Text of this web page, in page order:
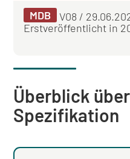
MDB
V08 /
Erstveröffentlicht in
Überblick
Spezifikation